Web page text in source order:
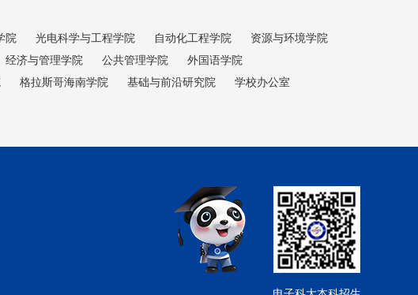
院 光电科学与工程学院 自动化工程学院
资源与环境学院
经济与管理学院 公共管理学院
外国语学院
格拉斯哥海南学院 基础与前沿研究院
学校办公室